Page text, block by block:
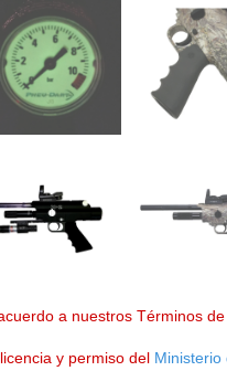
a nuestros Términos de
y permiso del Ministerio